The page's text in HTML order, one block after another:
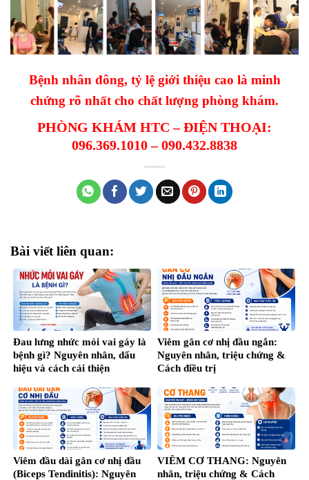
Bệnh nhân đông, tỷ lệ giới thiệu cao là minh
chứng rõ nhất cho chất lượng phòng khám.
PHÒNG KHÁM HTC – ĐIỆN THOẠI:
096.369.1010 – 090.432.8838
Bài viết liên quan:
Đau lưng nhức mỏi vai gáy là
bệnh gì? Nguyên nhân, dấu
hiệu và cách cải thiện
Viêm gân cơ nhị đầu ngắn:
Nguyên nhân, triệu chứng &
Cách điều trị
Viêm đầu dài gân cơ nhị đầu
(Biceps Tendinitis): Nguyên
VIÊM CƠ THANG: Nguyên
nhân, triệu chứng & Cách